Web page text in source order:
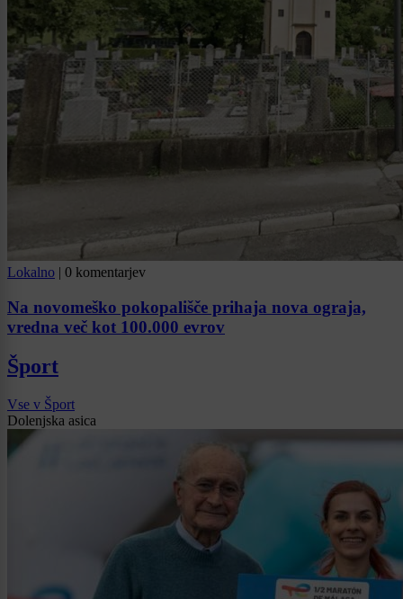
Lokalno | 0 komentarjev
Na novomeško pokopališče prihaja nova ograja,
vredna več kot 100.000 evrov
Šport
Vse v Šport
Dolenjska asica